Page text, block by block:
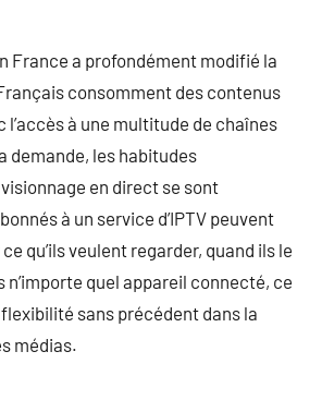
France a profondément modifié la
consomment des contenus
l’accès à une multitude de chaînes
demande, les habitudes
en direct se sont
à un service d’IPTV peuvent
qu’ils veulent regarder, quand ils le
n’importe quel appareil connecté, ce
sans précédent dans la
médias.